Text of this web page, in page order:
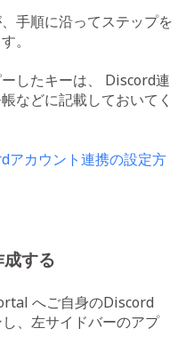
手順に沿ってステップを
。
したキーは、 Discord連
などに記載しておいてく
アカウント連携の設定方
する
へご自身のDiscord
、左サイドバーのアプ